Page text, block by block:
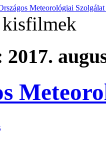
Meteorológiai